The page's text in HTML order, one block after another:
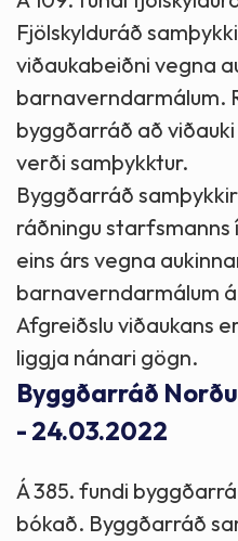
Fjölskylduráð
viðaukabeiðni vegna
barnaverndarmálum.
byggðarráð að
verði samþykktur.
Byggðarráð
ráðningu
eins árs vegna
barnaverndarmálum
Afgreiðslu viðaukans
liggja nánari gögn.
Byggðarráð
- 24.03.2022
Á 385. fundi
bókað. Byggðarráð